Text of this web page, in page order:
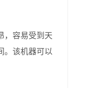
，容易受到天
。该机器可以